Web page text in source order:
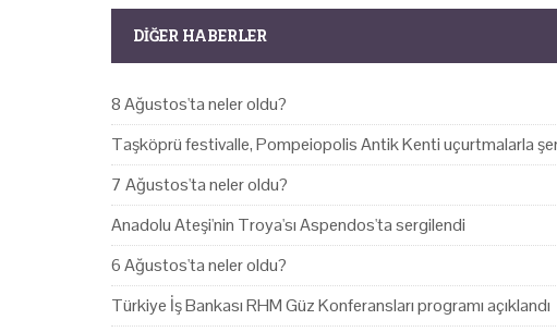
DIĞER HABERLER
8 Ağustos'ta neler oldu?
Taşköprü festivalle, Pompeiopolis Antik Kenti uçurtmalarla
7 Ağustos'ta neler oldu?
Anadolu Ateşi'nin Troya'sı Aspendos'ta sergilendi
6 Ağustos'ta neler oldu?
Türkiye İş Bankası RHM Güz Konferansları programı açıklandı